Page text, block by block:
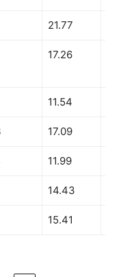
21.77
17.26
11.54
17.09
11.99
14.43
15.41